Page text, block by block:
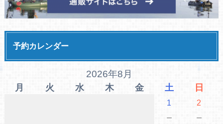
予約カレンダー
2026年8月
月 火 水 木 金 土 日
1
－
2
－